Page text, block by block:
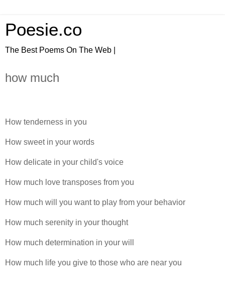
Poesie.co
The Best Poems On The Web |
how much
How tenderness in you
How sweet in your words
How delicate in your child's voice
How much love transposes from you
How much will you want to play from your behavior
How much serenity in your thought
How much determination in your will
How much life you give to those who are near you